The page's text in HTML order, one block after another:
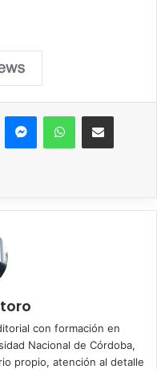
MessengerWhatsAppCompartir vía correo
con formación en
Nacional de Córdoba,
propio, atención al detalle